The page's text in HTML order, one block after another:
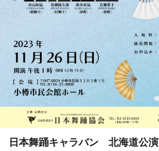
日本舞踊キャラバン 北海道公演